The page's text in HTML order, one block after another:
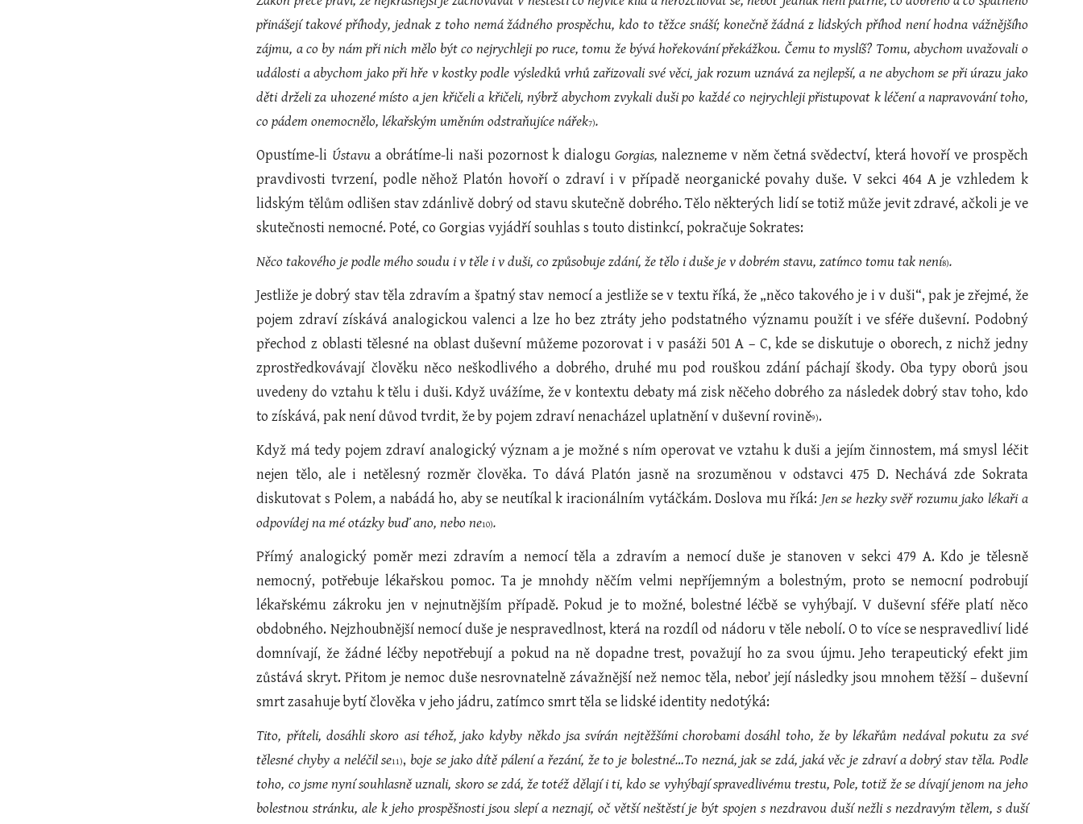
přinášejí takové příhody, jednak z toho nemá žádného prospěchu, kdo to těžce snáší; konečně žádná z lidských příhod není hodna vážnějšího
zájmu, a co by nám při nich mělo být co nejrychleji po ruce, tomu že bývá hořekování překážkou. Čemu to myslíš? Tomu, abychom uvažovali o
události a abychom jako při hře v kostky podle výsledků vrhů zařizovali své věci, jak rozum uznává za nejlepší, a ne abychom se při úrazu jako
děti drželi za uhozené místo a jen křičeli a křičeli, nýbrž abychom zvykali duši po každé co nejrychleji přistupovat k léčení a napravování toho,
co pádem onemocnělo, lékařským uměním odstraňujíce nářek7).
Opustíme-li Ústavua obrátíme-li naši pozornost k dialogu Gorgias, nalezneme v něm četná svědectví, která hovoří ve prospěch
pravdivosti tvrzení, podle něhož Platón hovoří o zdraví i v případě neorganické povahy duše. V sekci 464 A je vzhledem k
lidským tělům odlišen stav zdánlivě dobrý od stavu skutečně dobrého. Tělo některých lidí se totiž může jevit zdravé, ačkoli je ve
skutečnosti nemocné. Poté, co Gorgias vyjádří souhlas s touto distinkcí, pokračuje Sokrates:
Něco takového je podle mého soudu i v těle i v duši, co způsobuje zdání, že tělo i duše je v dobrém stavu, zatímco tomu tak není8).
Jestliže je dobrý stav těla zdravím a špatný stav nemocí a jestliže se v textu říká, že „něco takového je i v duši“, pak je zřejmé, že
pojem zdraví získává analogickou valenci a lze ho bez ztráty jeho podstatného významu použít i ve sféře duševní. Podobný
přechod z oblasti tělesné na oblast duševní můžeme pozorovat i v pasáži 501 A – C, kde se diskutuje o oborech, z nichž jedny
zprostředkovávají člověku něco neškodlivého a dobrého, druhé mu pod rouškou zdání páchají škody. Oba typy oborů jsou
uvedeny do vztahu k tělu i duši. Když uvážíme, že v kontextu debaty má zisk něčeho dobrého za následek dobrý stav toho, kdo
to získává, pak není důvod tvrdit, že by pojem zdraví nenacházel uplatnění v duševní rovině9).
Když má tedy pojem zdraví analogický význam a je možné s ním operovat ve vztahu k duši a jejím činnostem, má smysl léčit
nejen tělo, ale i netělesný rozměr člověka. To dává Platón jasně na srozuměnou v odstavci 475 D. Nechává zde Sokrata
diskutovat s Polem, a nabádá ho, aby se neutíkal k iracionálním vytáčkám. Doslova mu říká: Jen se hezky svěř rozumu jako lékaři a
odpovídej na mé otázky buď ano, nebo ne10).
Přímý analogický poměr mezi zdravím a nemocí těla a zdravím a nemocí duše je stanoven v sekci 479 A. Kdo je tělesně
nemocný, potřebuje lékařskou pomoc. Ta je mnohdy něčím velmi nepříjemným a bolestným, proto se nemocní podrobují
lékařskému zákroku jen v nejnutnějším případě. Pokud je to možné, bolestné léčbě se vyhýbají. V duševní sféře platí něco
obdobného. Nejzhoubnější nemocí duše je nespravedlnost, která na rozdíl od nádoru v těle nebolí. O to více se nespravedliví lidé
domnívají, že žádné léčby nepotřebují a pokud na ně dopadne trest, považují ho za svou újmu. Jeho terapeutický efekt jim
zůstává skryt. Přitom je nemoc duše nesrovnatelně závažnější než nemoc těla, neboť její následky jsou mnohem těžší – duševní
smrt zasahuje bytí člověka v jeho jádru, zatímco smrt těla se lidské identity nedotýká:
Tito, příteli, dosáhli skoro asi téhož, jako kdyby někdo jsa svírán nejtěžšími chorobami dosáhl toho, že by lékařům nedával pokutu za své
tělesné chyby a neléčil se11), boje se jako dítě pálení a řezání, že to je bolestné…To nezná, jak se zdá, jaká věc je zdraví a dobrý stav těla. Podle
toho, co jsme nyní souhlasně uznali, skoro se zdá, že totéž dělají i ti, kdo se vyhýbají spravedlivému trestu, Pole, totiž že se dívají jenom na jeho
bolestnou stránku, ale k jeho prospěšnosti jsou slepí a neznají, oč větší neštěstí je být spojen s nezdravou duší nežli s nezdravým tělem, s duší